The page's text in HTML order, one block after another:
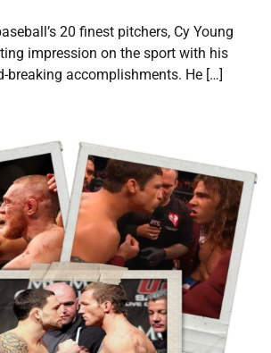
20 finest pitchers, Cy Young
impression on the sport with his
breaking accomplishments. He […]